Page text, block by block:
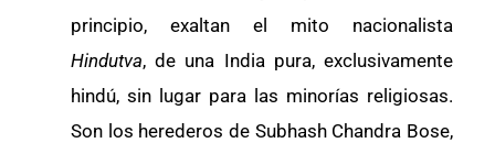
principio, exaltan el mito nacionalista
Hindutva, de una India pura, exclusivamente
hindú, sin lugar para las minorías religiosas.
Son los herederos de Subhash Chandra Bose,